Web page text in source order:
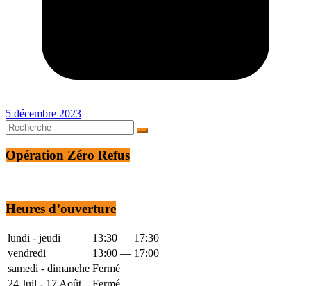
5 décembre 2023
Opération Zéro Refus
Heures d’ouverture
lundi - jeudi
13:30 — 17:30
vendredi
13:00 — 17:00
samedi - dimanche Fermé
24 Juil - 17 Août
Fermé